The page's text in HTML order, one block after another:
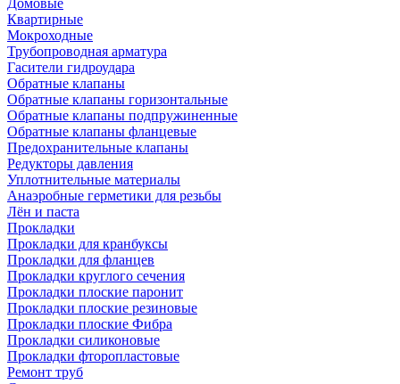
Квартирные
Мокроходные
Трубопроводная арматура
Гасители гидроудара
Обратные клапаны
Обратные клапаны горизонтальные
Обратные клапаны подпружиненные
Обратные клапаны фланцевые
Предохранительные клапаны
Редукторы давления
Уплотнительные материалы
Анаэробные герметики для резьбы
Лён и паста
Прокладки
Прокладки для кранбуксы
Прокладки для фланцев
Прокладки круглого сечения
Прокладки плоские паронит
Прокладки плоские резиновые
Прокладки плоские Фибра
Прокладки силиконовые
Прокладки фторопластовые
Ремонт труб